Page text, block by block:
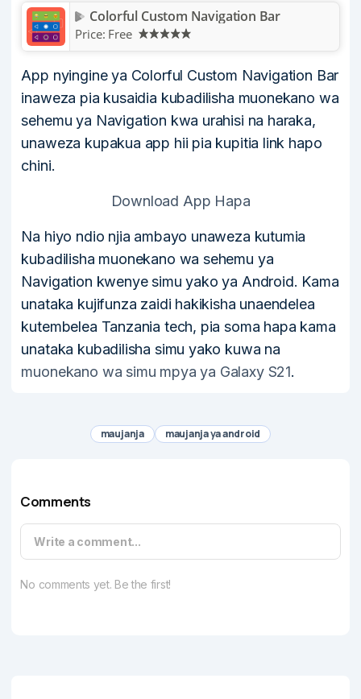
Colorful Custom Navigation Bar
Price: Free
App nyingine ya Colorful Custom Navigation Bar
inaweza pia kusaidia kubadilisha muonekano wa
sehemu ya Navigation kwa urahisi na haraka,
unaweza kupakua app hii pia kupitia link hapo
chini.
Download App Hapa
Na hiyo ndio njia ambayo unaweza kutumia
kubadilisha muonekano wa sehemu ya
Navigation kwenye simu yako ya Android. Kama
unataka kujifunza zaidi hakikisha unaendelea
kutembelea Tanzania tech, pia soma hapa kama
unataka kubadilisha simu yako kuwa na
muonekano wa simu mpya ya Galaxy S21.
maujanja maujanja ya android
Comments
Write a comment...
No comments yet. Be the first!